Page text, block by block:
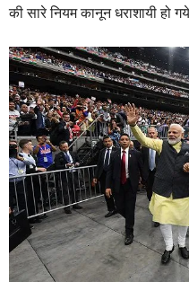
की सारे नियम कानून धराशायी हो